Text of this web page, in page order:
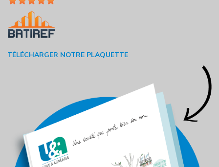
TÉLÉCHARGER NOTRE PLAQUETTE